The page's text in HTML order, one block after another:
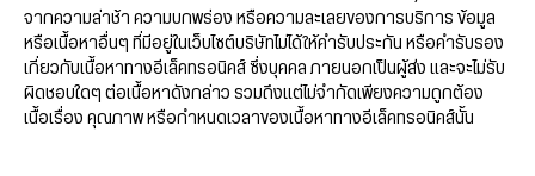
จากความล่าช้า ความบกพร่อง หรือความละเลยของการบริการ ข้อมูล
หรือเนื้อหาอื่นๆ ที่มีอยู่ในเว็บไซต์บริษัทไม่ได้ให้คำรับประกัน หรือคำรับรอง
เกี่ยวกับเนื้อหาทางอีเล็คทรอนิคส์ ซึ่งบุคคล ภายนอกเป็นผู้ส่ง และจะไม่รับ
ผิดชอบใดๆ ต่อเนื้อหาดังกล่าว รวมถึงแต่ไม่จำกัดเพียงความถูกต้อง
เนื้อเรื่อง คุณภาพ หรือกำหนดเวลาของเนื้อหาทางอีเล็คทรอนิคส์นั้น